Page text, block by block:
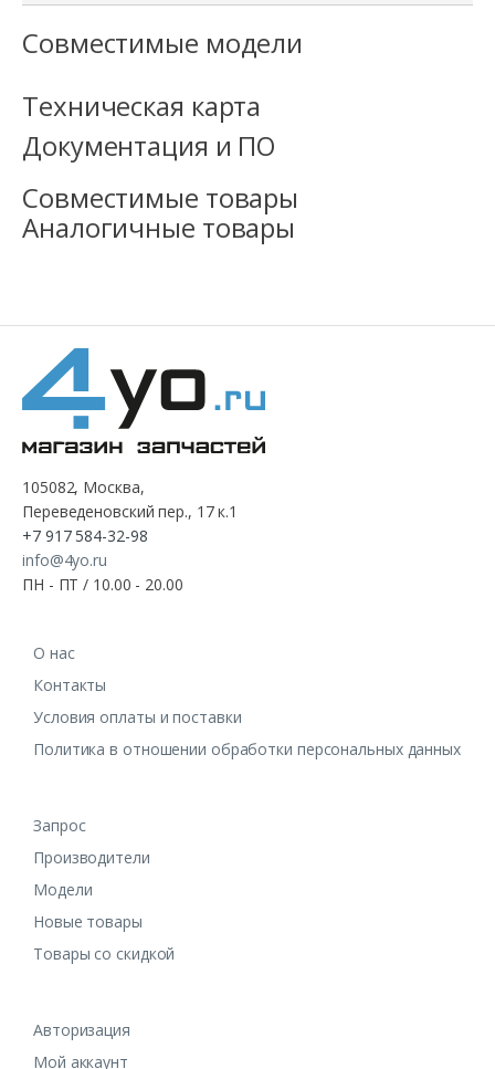
Совместимые модели
Техническая карта
Документация и ПО
Совместимые товары
Аналогичные товары
105082, Москва,
Переведеновский пер., 17 к.1
+7 917 584-32-98
info@4yo.ru
ПН - ПТ / 10.00 - 20.00
О нас
Контакты
Условия оплаты и поставки
Политика в отношении обработки персональных данных
Запрос
Производители
Модели
Новые товары
Товары со скидкой
Авторизация
Мой аккаунт